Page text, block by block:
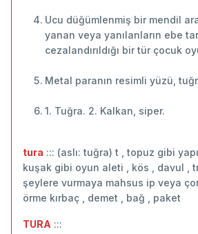
Ucu düğümlenmiş bir mendil
yanan veya yanılanların ebe
cezalandırıldığı bir tür çocuk
Metal paranın resimli yüzü,
1. Tuğra. 2. Kalkan, siper.
tura ::: (aslı: tuğra) t , topuz gibi
kuşak gibi oyun aleti , kös , davul ,
şeylere vurmaya mahsus ip veya
örme kırbaç , demet , bağ , paket
TURA :::